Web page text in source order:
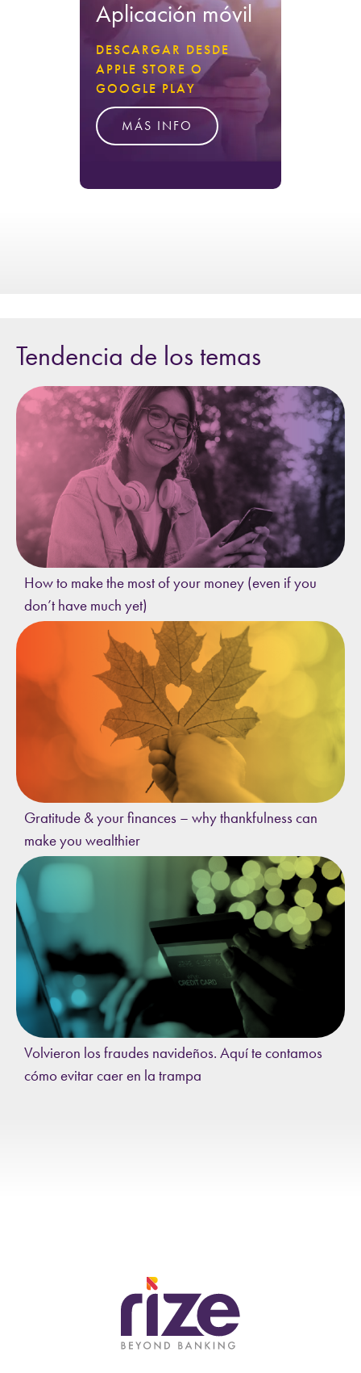
Aplicación móvil
DESCARGAR DESDE
APPLE STORE O
GOOGLE PLAY
MÁS INFO
Tendencia de los temas
How to make the most of your money (even if you
don’t have much yet)
Gratitude & your finances – why thankfulness can
make you wealthier
Volvieron los fraudes navideños. Aquí te contamos
cómo evitar caer en la trampa